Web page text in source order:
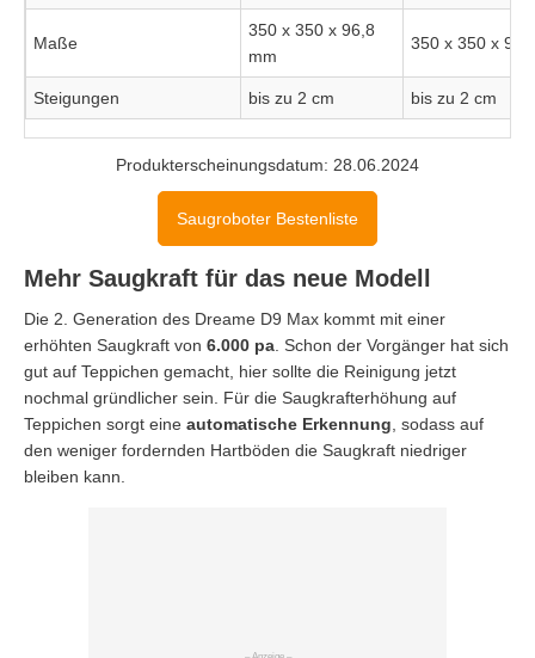
Maße
350 x 350 x 96,8
mm
350 x 350 x 96
Steigungen bis zu 2 cm bis zu 2 cm
Produkterscheinungsdatum: 28.06.2024
Saugroboter Bestenliste
Mehr Saugkraft für das neue Modell
Die 2. Generation des Dreame D9 Max kommt mit einer
erhöhten Saugkraft von 6.000 pa . Schon der Vorgänger hat sich
gut auf Teppichen gemacht, hier sollte die Reinigung jetzt
nochmal gründlicher sein. Für die Saugkrafterhöhung auf
Teppichen sorgt eine automatische Erkennung , sodass auf
den weniger fordernden Hartböden die Saugkraft niedriger
bleiben kann.